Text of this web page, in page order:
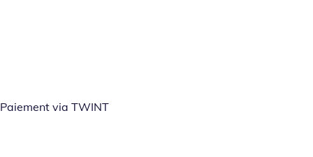
Paiement via TWINT